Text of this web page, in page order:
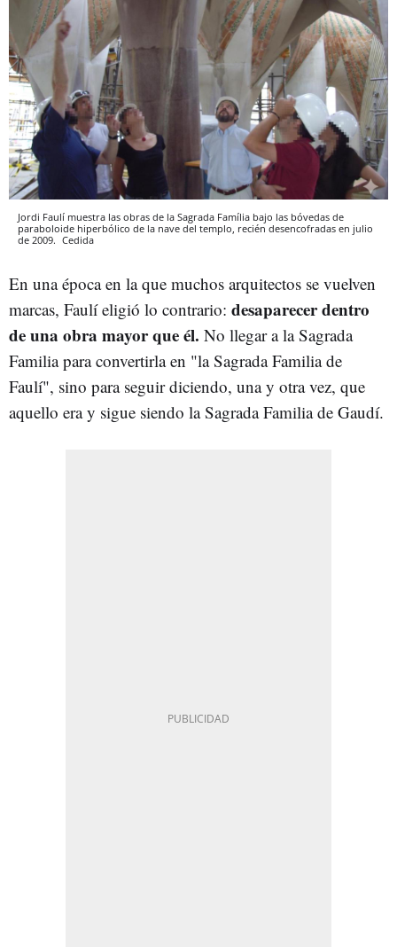
Jordi Faulí muestra las obras de la Sagrada Família bajo las bóvedas de
paraboloide hiperbólico de la nave del templo, recién desencofradas en julio
de 2009. Cedida
En una época en la que muchos arquitectos se vuelven
marcas, Faulí eligió lo contrario: desaparecer dentro
de una obra mayor que él. No llegar a la Sagrada
Familia para convertirla en "la Sagrada Familia de
Faulí", sino para seguir diciendo, una y otra vez, que
aquello era y sigue siendo la Sagrada Familia de Gaudí.